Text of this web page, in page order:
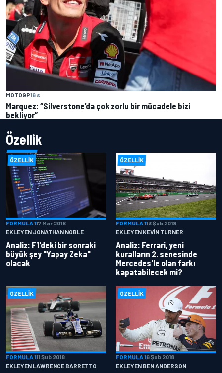
MOTOGP16 s
Marquez: “Silverstone’da çok zorlu bir mücadele bizi
bekliyor”
Özellik
ÖZELLIK
FORMULA 117 Mar 2018
EKLEYEN JONATHAN NOBLE
Analiz: F1'deki bir sonraki
büyük şey "Yapay Zeka"
olacak
ÖZELLIK
FORMULA 113 Şub 2018
EKLEYEN KEVIN TURNER
Analiz: Ferrari, yeni
kuralların 2. senesinde
Mercedes'le olan farkı
kapatabilecek mi?
ÖZELLIK
FORMULA 111 Şub 2018
EKLEYEN LAWRENCE BARRETTO
ÖZELLIK
FORMULA 16 Şub 2018
EKLEYEN BEN ANDERSON